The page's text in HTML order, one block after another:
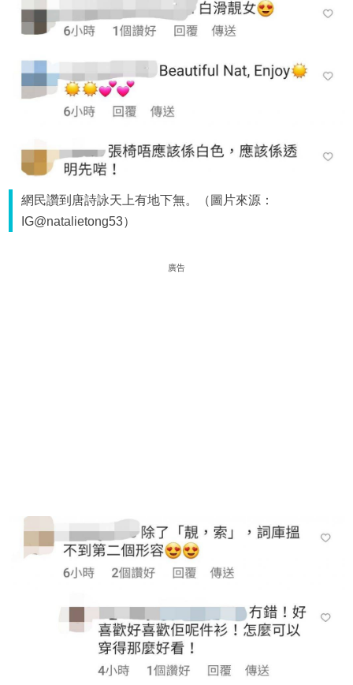
網民讚到唐詩詠天上有地下無。（圖片來源：
IG@natalietong53）
廣告